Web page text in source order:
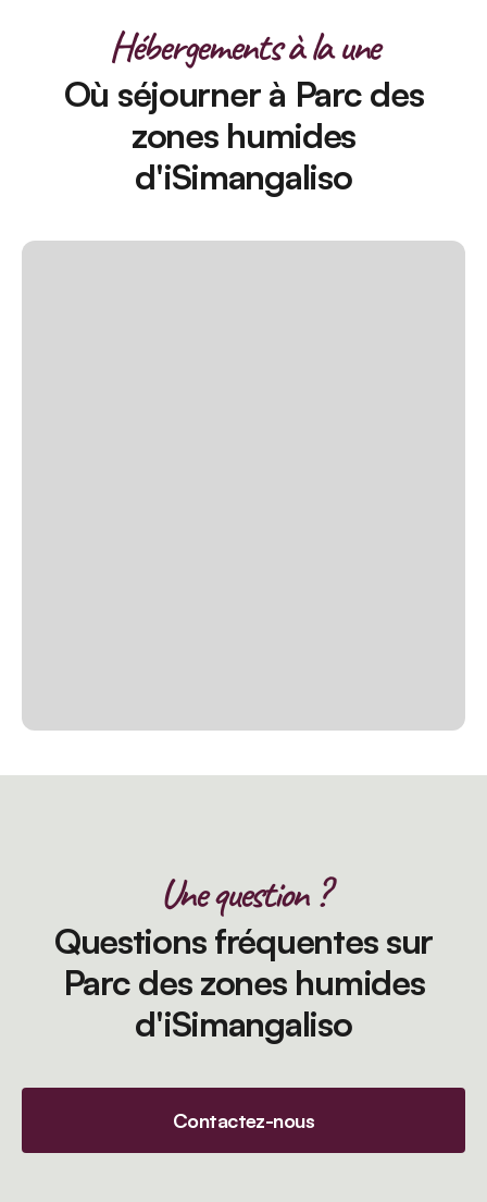
Hébergements à la une
Où séjourner à Parc des
zones humides
d'iSimangaliso
Une question ?
Questions fréquentes sur
Parc des zones humides
d'iSimangaliso
Contactez-nous